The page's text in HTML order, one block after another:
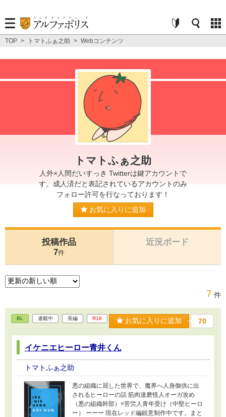
TOP > トマトふぁ之助 > Webコンテンツ
トマトふぁ之助
人外×人間だいすっき Twitterは鍵アカウントで
す。成人済だと表記されているアカウントのみ
フォロー許可を行なっております！
お気に入りに追加
投稿作品
7件
近況ボード
7 件
BL 連載中 長編 R18 お気に入りに追加 70
イケニエヒーロー青井くん
トマトふぁ之助
悪の組織に屈した世界で、魔界へ人身御供に出
されるヒーローの話 筋肉達磨怪人オーガ攻め
（悪の組織幹部）×苦労人青年受け（中堅ヒーロ
ー） ーーー 現在レッド編鋭意制作中です。まと